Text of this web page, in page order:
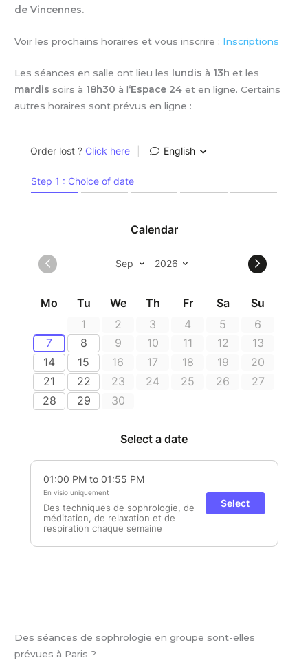
de Vincennes.
Voir les prochains horaires et vous inscrire : Inscriptions
Les séances en salle ont lieu les lundis à 13het les
mardis soirs à 18h30 à l‘Espace 24 et en ligne. Certains
autres horaires sont prévus en ligne :
Des séances de sophrologie en groupe sont-elles
prévues à Paris ?